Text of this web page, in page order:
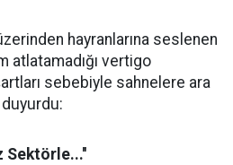
hayranlarına seslenen
atlatamadığı vertigo
sebebiyle sahnelere ara
Sektörle...''